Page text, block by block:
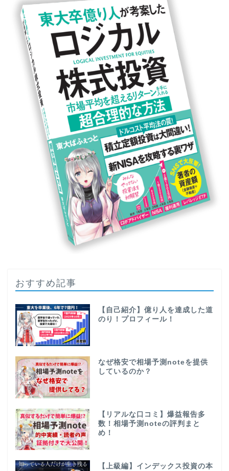
おすすめ記事
【自己紹介】億り人を達成した道
のり！プロフィール！
なぜ格安で相場予測noteを提供
しているのか？
【リアルな口コミ】爆益報告多
数！相場予測noteの評判まと
め！
【上級編】インデックス投資の本